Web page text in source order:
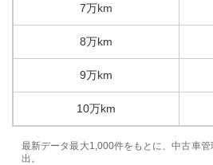
7万km
8万km
9万km
10万km
最新データ最大1,000件をもとに、中古車
出。